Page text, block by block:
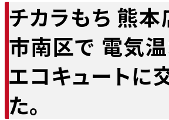
チカラもち 熊
市南区で 電気
エコキュートに
た。